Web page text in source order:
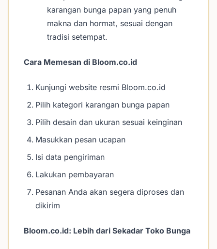
karangan bunga papan yang penuh
makna dan hormat, sesuai dengan
tradisi setempat.
Cara Memesan di Bloom.co.id
Kunjungi website resmi Bloom.co.id
Pilih kategori karangan bunga papan
Pilih desain dan ukuran sesuai keinginan
Masukkan pesan ucapan
Isi data pengiriman
Lakukan pembayaran
Pesanan Anda akan segera diproses dan
dikirim
Bloom.co.id: Lebih dari Sekadar Toko Bunga